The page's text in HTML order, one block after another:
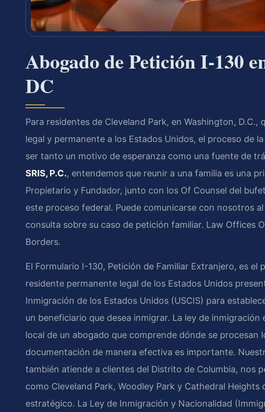
Abogado de Petición I-130
DC
Para residentes de Cleveland Park, en Washington,
legal y permanente a los Estados Unidos, el proceso de
ser tanto un motivo de esperanza como una fuente de
SRIS, P.C., entendemos que reunir a una familia es una
Propietario y Fundador, junto con los Of Counsel del
este proceso federal. Puede comunicarse con nosotros al
consulta sobre su caso de petición familiar. Law Offices
Borders.
El Formulario I-130, Petición de Familiar Extranjero, es el
residente permanente legal de los Estados Unidos
Inmigración de los Estados Unidos (USCIS) para
un beneficiario que desea inmigrar. La ley de
local de un abogado que comprende dónde se procesan
documentación de manera efectiva es importante.
también atiende a clientes del Distrito de Columbia, nos
como Cleveland Park, Woodley Park y Cathedral
estratégico. La Ley de Inmigración y Nacionalidad